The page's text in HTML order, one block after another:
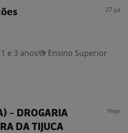
27 jul
e 3 anos
Ensino Superior
- DROGARIA
DA TIJUCA
Hoje